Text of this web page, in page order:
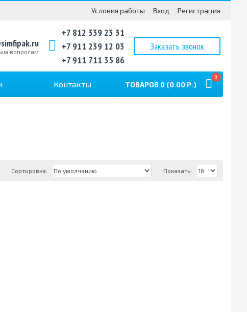
Условия работы Вход Регистрация
вопросам
+7 812 339 23 31
+7 911 239 12 03
+7 911 711 35 86
Заказать звонок
Контакты ТОВАРОВ 0 (0.00 Р.)
0
Сортировка: Показать: